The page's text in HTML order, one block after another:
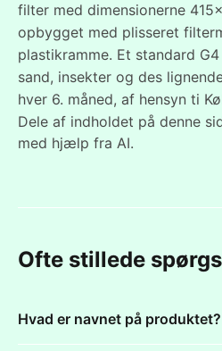
filter med dimensionerne
opbygget med plisseret
plastikramme. Et standard
sand, insekter og des
hver 6. måned, af hensyn ti
Dele af indholdet på denne
med hjælp fra AI.
Ofte stillede
Hvad er navnet på produktet?